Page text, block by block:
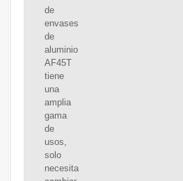
de
envases
de
aluminio
AF45T
tiene
una
amplia
gama
de
usos,
solo
necesita